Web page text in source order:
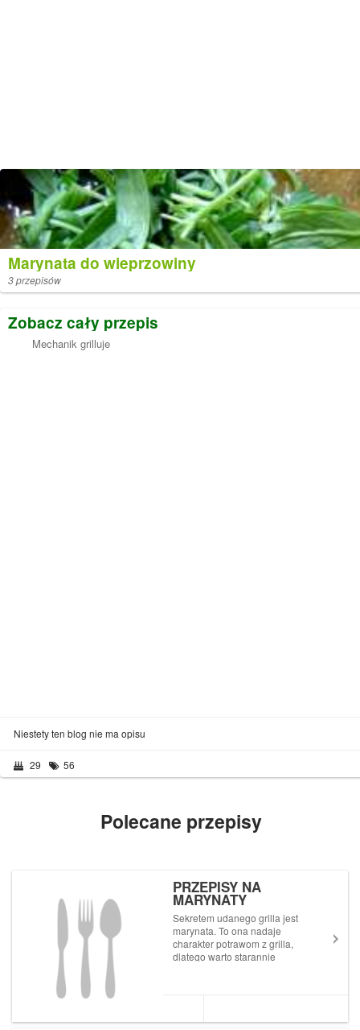
Marynata do wieprzowiny
3 przepisów
Zobacz cały przepis
Mechanik grilluje
Niestety ten blog nie ma opisu
29 56
Polecane przepisy
PRZEPISY NA
MARYNATY
Sekretem udanego grilla jest
marynata. To ona nadaje
charakter potrawom z grilla,
dlatego warto starannie
słodkie, wytrawne, czy